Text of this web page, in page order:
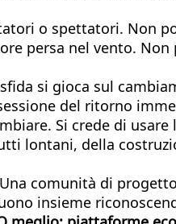
o spettatori. Non
persa nel vento.
si gioca sul
del ritorno
Si crede di
lontani, della
comunità di
insieme